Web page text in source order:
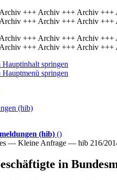
+++ Archiv +++ Archiv
+++ Archiv +++ Archiv
+++ Archiv +++ Archiv
+++ Archiv +++ Archiv
springen
springen
(hib)
(hib) ()
— Kleine Anfrage — hib 216/
in